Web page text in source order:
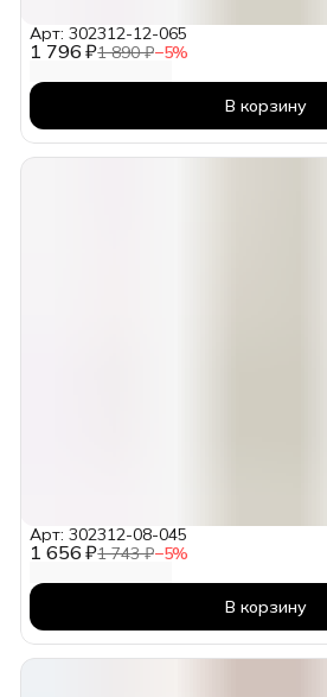
1 796 ₽1 890 ₽−5%
Арт: 302312-12-065
В корзину
1 656 ₽1 743 ₽−5%
Арт: 302312-08-045
В корзину